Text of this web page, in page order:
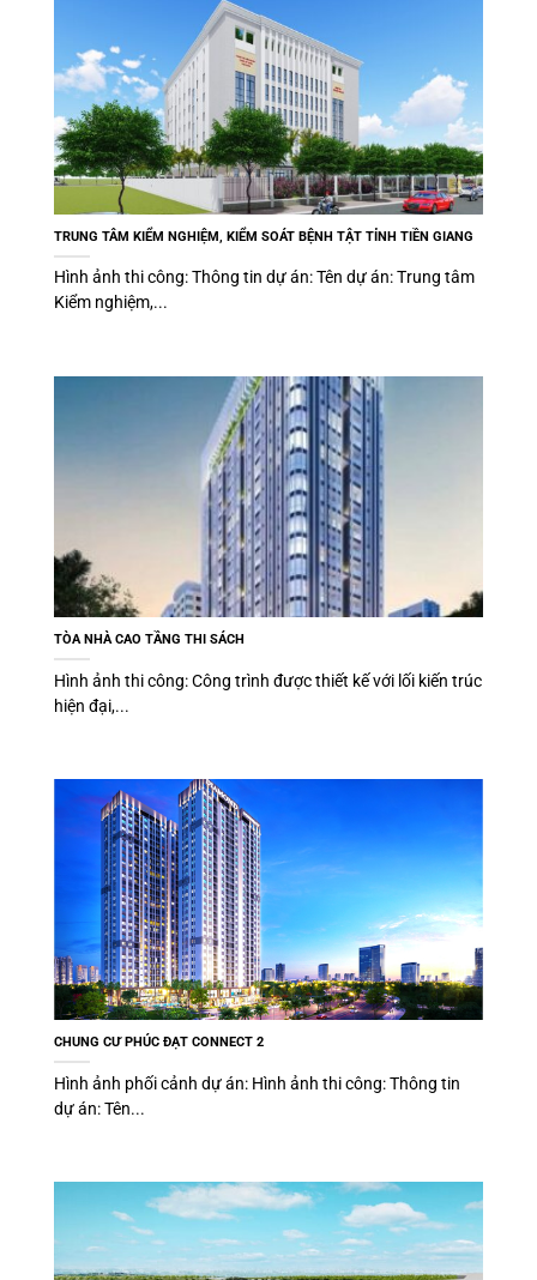
TRUNG TÂM KIỂM NGHIỆM, KIỂM SOÁT BỆNH TẬT TỈNH TIỀN GIANG
Hình ảnh thi công: Thông tin dự án: Tên dự án: Trung tâm
Kiểm nghiệm,...
TÒA NHÀ CAO TẦNG THI SÁCH
Hình ảnh thi công: Công trình được thiết kế với lối kiến trúc
hiện đại,...
CHUNG CƯ PHÚC ĐẠT CONNECT 2
Hình ảnh phối cảnh dự án: Hình ảnh thi công: Thông tin
dự án: Tên...